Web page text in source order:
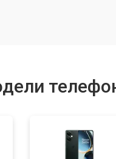
(экрана)